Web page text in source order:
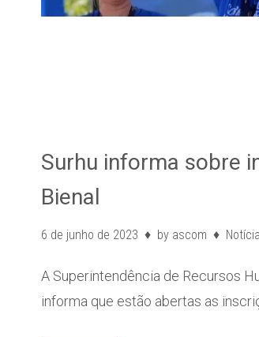
Surhu informa sobre
Bienal
6 de junho de 2023 by ascom
A Superintendência de Recursos
informa que estão abertas as